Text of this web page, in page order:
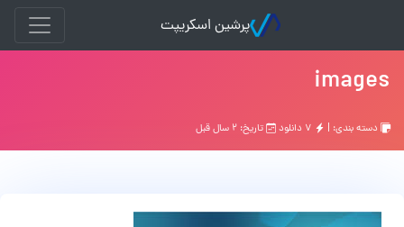
پرشین اسکریپت
images
دسته بندی: | تاریخ: ۲ سال قبل